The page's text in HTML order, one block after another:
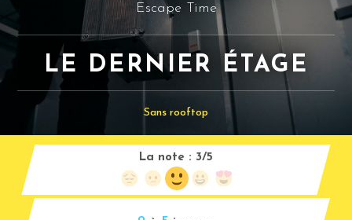
Escape Time
LE DERNIER ÉTAGE
Sans rooftop
La note : 3/5